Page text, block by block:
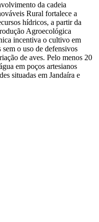
da cadeia
Rural fortalece a
hídricos, a partir da
Agroecológica
incentiva o cultivo em
o uso de defensivos
de aves. Pelo menos 20
em poços artesianos
situadas em Jandaíra e